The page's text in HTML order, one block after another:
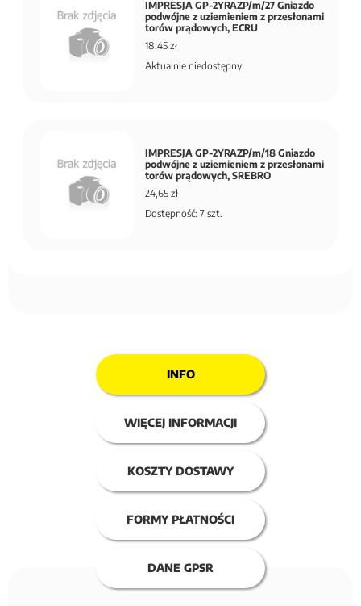
IMPRESJA GP-2YRAZP/m/27 Gniazdo
podwójne z uziemieniem z przesłonami
torów prądowych, ECRU
18,45 zł
Aktualnie niedostępny
IMPRESJA GP-2YRAZP/m/18 Gniazdo
podwójne z uziemieniem z przesłonami
torów prądowych, SREBRO
24,65 zł
Dostępność: 7 szt.
INFO
WIĘCEJ INFORMACJI
KOSZTY DOSTAWY
FORMY PŁATNOŚCI
DANE GPSR